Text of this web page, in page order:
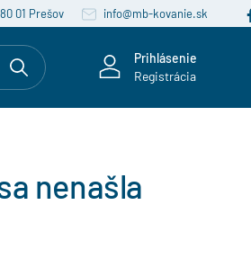
01 Prešov info@mb-kovanie.sk
Prihlásenie
Registrácia
nenašla